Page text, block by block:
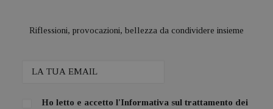
Riflessioni, provocazioni, bellezza da condividere insieme
Ho letto e accetto l'Informativa sul trattamento dei